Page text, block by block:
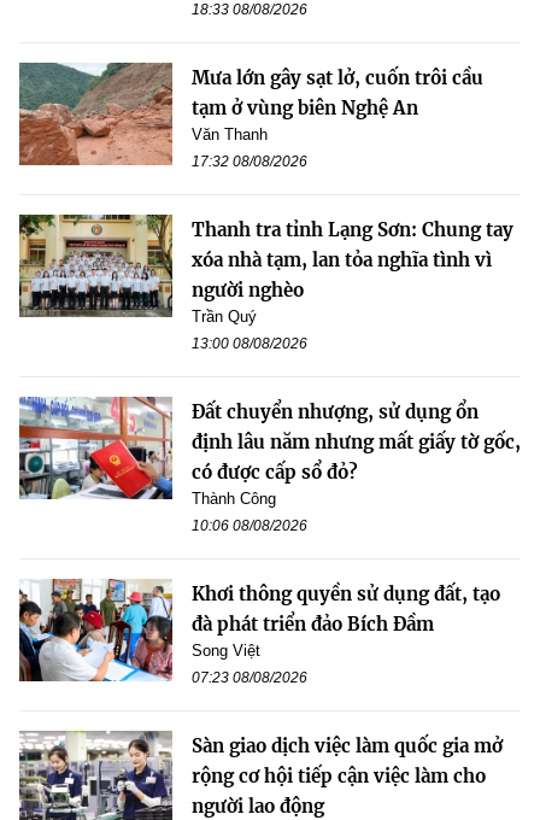
18:33 08/08/2026
Mưa lớn gây sạt lở, cuốn trôi cầu
tạm ở vùng biên Nghệ An
Văn Thanh
17:32 08/08/2026
Thanh tra tỉnh Lạng Sơn: Chung tay
xóa nhà tạm, lan tỏa nghĩa tình vì
người nghèo
Trần Quý
13:00 08/08/2026
Đất chuyển nhượng, sử dụng ổn
định lâu năm nhưng mất giấy tờ gốc,
có được cấp sổ đỏ?
Thành Công
10:06 08/08/2026
Khơi thông quyền sử dụng đất, tạo
đà phát triển đảo Bích Đầm
Song Việt
07:23 08/08/2026
Sàn giao dịch việc làm quốc gia mở
rộng cơ hội tiếp cận việc làm cho
người lao động